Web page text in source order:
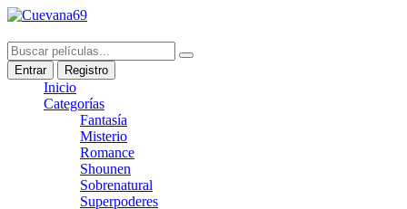
Entrar Registro
Inicio
Categorías
Fantasía
Misterio
Romance
Shounen
Sobrenatural
Superpoderes